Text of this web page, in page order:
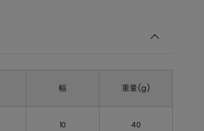
幅 重量(g)
10 40